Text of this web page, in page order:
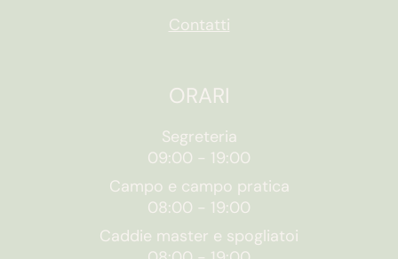
Contatti
ORARI
Segreteria
09:00 - 19:00
Campo e campo pratica
08:00 - 19:00
Caddie master e spogliatoi